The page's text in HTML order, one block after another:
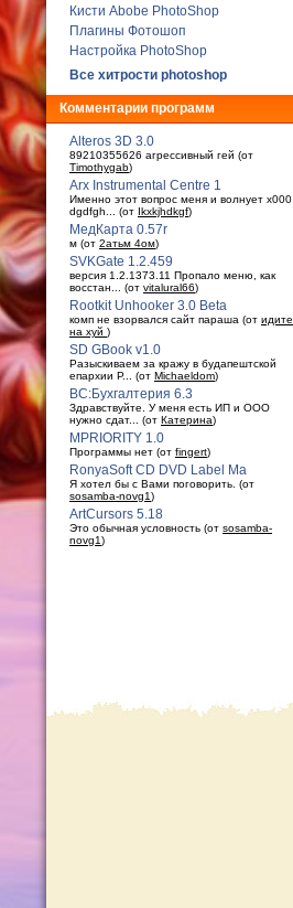
Кисти Abobe PhotoShop
Плагины Фотошоп
Настройка PhotoShop
Все хитрости photoshop
Комментарии программ
Alteros 3D 3.0
89210355626 агрессивный гей (от
Timothygab)
Arx Instrumental Centre 1
Именно этот вопрос меня и волнует x000
dgdfgh... (от Ikxkjhdkgf)
МедКарта 0.57r
м (от 2атьм 4ом)
SVKGate 1.2.459
версия 1.2.1373.11 Пропало меню, как
восстан... (от vitalural66)
Rootkit Unhooker 3.0 Beta
комп не взорвался сайт параша (от идите
на хуй )
SD GBook v1.0
Разыскиваем за кражу в будaпештской
епархии Р... (от Michaeldom)
ВС:Бухгалтерия 6.3
Здравствуйте. У меня есть ИП и ООО
нужно сдат... (от Катерина)
MPRIORITY 1.0
Программы нет (от fingert)
RonyaSoft CD DVD Label Ma
Я хотел бы с Вами поговорить. (от
sosamba-novg1)
ArtCursors 5.18
Это обычная условность (от sosamba-
novg1)